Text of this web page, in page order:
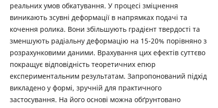
реальних умов обкатування. У процесі зміцнення
виникають зсувні деформації в напрямках подачі та
кочення ролика. Вони збільшують градієнт твердості та
зменшують радіальну деформацію на 15-20% порівняно з
розрахунковими даними. Врахування цих ефектів суттєво
покращує відповідність теоретичних епюр
експериментальним результатам. Запропонований підхід
викладено у формі, зручній для практичного
застосування. На його основі можна обґрунтовано